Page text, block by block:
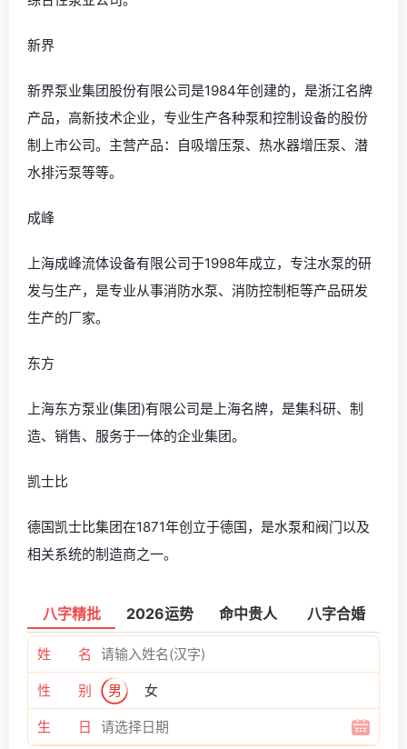
新界
新界泵业集团股份有限公司是1984年创建的，是浙江名牌
产品，高新技术企业，专业生产各种泵和控制设备的股份
制上市公司。主营产品：自吸增压泵、热水器增压泵、潜
水排污泵等等。
成峰
上海成峰流体设备有限公司于1998年成立，专注水泵的研
发与生产，是专业从事消防水泵、消防控制柜等产品研发
生产的厂家。
东方
上海东方泵业(集团)有限公司是上海名牌，是集科研、制
造、销售、服务于一体的企业集团。
凯士比
德国凯士比集团在1871年创立于德国，是水泵和阀门以及
相关系统的制造商之一。
八字精批 2026运势 命中贵人 八字合婚
姓 名
性 别 男 女
生 日